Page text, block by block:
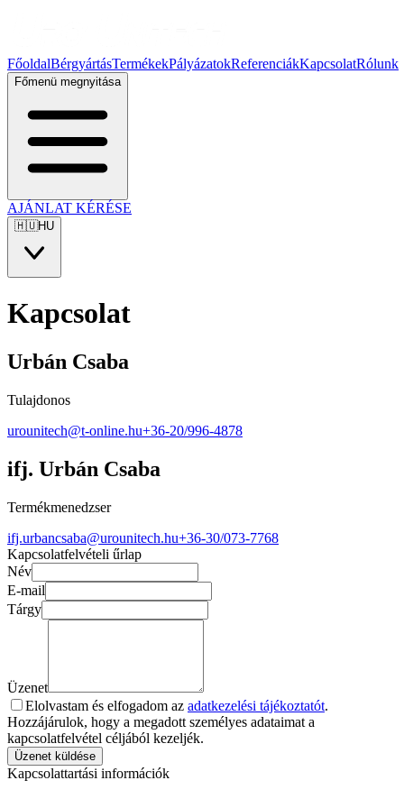
FőoldalBérgyártásTermékekPályázatokReferenciákKapcsolatRólunk
Főmenü megnyitása
AJÁNLAT KÉRÉSE
🇭🇺HU
Kapcsolat
Urbán Csaba
Tulajdonos
urounitech@t-online.hu+36-20/996-4878
ifj. Urbán Csaba
Termékmenedzser
ifj.urbancsaba@urounitech.hu+36-30/073-7768
Kapcsolatfelvételi űrlap
Név
E-mail
Tárgy
Üzenet
Elolvastam és elfogadom az adatkezelési tájékoztatót.
Hozzájárulok, hogy a megadott személyes adataimat a
kapcsolatfelvétel céljából kezeljék.
Üzenet küldése
Kapcsolattartási információk